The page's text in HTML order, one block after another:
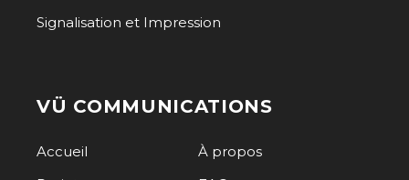
Signalisation et Impression
VÜ COMMUNICATIONS
Accueil
À propos